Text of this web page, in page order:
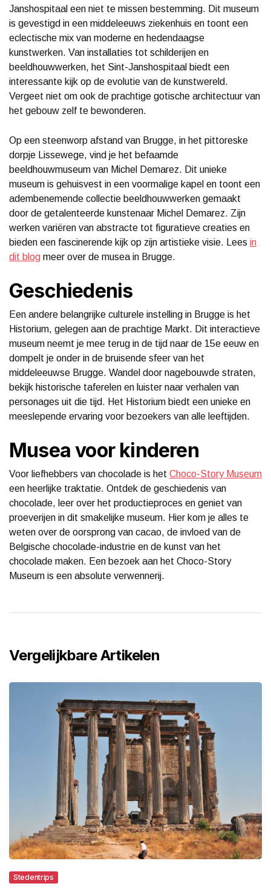
Janshospitaal een niet te missen bestemming. Dit museum
is gevestigd in een middeleeuws ziekenhuis en toont een
eclectische mix van moderne en hedendaagse
kunstwerken. Van installaties tot schilderijen en
beeldhouwwerken, het Sint-Janshospitaal biedt een
interessante kijk op de evolutie van de kunstwereld.
Vergeet niet om ook de prachtige gotische architectuur van
het gebouw zelf te bewonderen.
Op een steenworp afstand van Brugge, in het pittoreske
dorpje Lissewege, vind je het befaamde
beeldhouwmuseum van Michel Demarez. Dit unieke
museum is gehuisvest in een voormalige kapel en toont een
adembenemende collectie beeldhouwwerken gemaakt
door de getalenteerde kunstenaar Michel Demarez. Zijn
werken variëren van abstracte tot figuratieve creaties en
bieden een fascinerende kijk op zijn artistieke visie. Lees in
dit blog meer over de musea in Brugge.
Geschiedenis
Een andere belangrijke culturele instelling in Brugge is het
Historium, gelegen aan de prachtige Markt. Dit interactieve
museum neemt je mee terug in de tijd naar de 15e eeuw en
dompelt je onder in de bruisende sfeer van het
middeleeuwse Brugge. Wandel door nagebouwde straten,
bekijk historische taferelen en luister naar verhalen van
personages uit die tijd. Het Historium biedt een unieke en
meeslepende ervaring voor bezoekers van alle leeftijden.
Musea voor kinderen
Voor liefhebbers van chocolade is het Choco-Story Museum
een heerlijke traktatie. Ontdek de geschiedenis van
chocolade, leer over het productieproces en geniet van
proeverijen in dit smakelijke museum. Hier kom je alles te
weten over de oorsprong van cacao, de invloed van de
Belgische chocolade-industrie en de kunst van het
chocolade maken. Een bezoek aan het Choco-Story
Museum is een absolute verwennerij.
Vergelijkbare Artikelen
Stedentrips